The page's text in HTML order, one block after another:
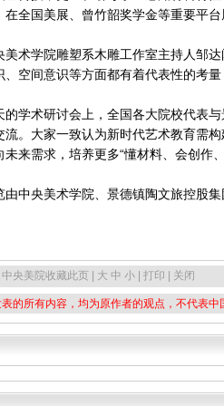
在全国美展、曾竹韶奖学金等重要平台
学院雕塑系木雕工作室主持人邹达
、空间意识等方面都有着代表性的考
术研讨会上，全国各大院校代表与
流。大家一致认为新时代艺术教育需
未来需求，培养更多“懂材料、会创作
央美术学院、景德镇陶文旅控股集
央美院收藏此页 | 大 中 小 | 打印 | 关闭
的所有内容，均为原作者的观点，不代表中